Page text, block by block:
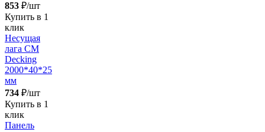
853 ₽/шт
Купить в 1
клик
Несущая
лага CM
Decking
2000*40*25
мм
734 ₽/шт
Купить в 1
клик
Панель